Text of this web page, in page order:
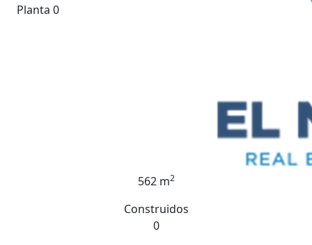
Planta 0
562 m2
Construidos
0